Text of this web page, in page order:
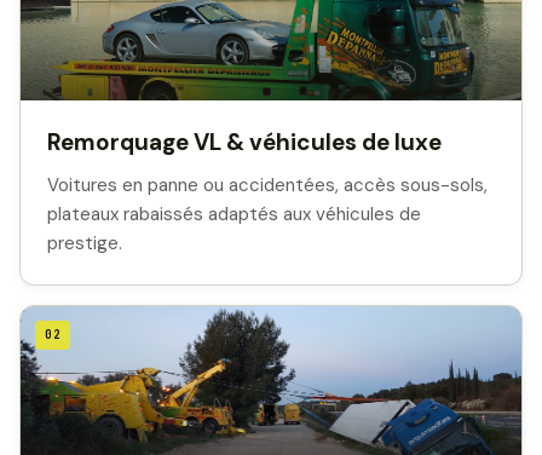
Remorquage VL & véhicules de luxe
Voitures en panne ou accidentées, accès sous-sols,
plateaux rabaissés adaptés aux véhicules de
prestige.
02